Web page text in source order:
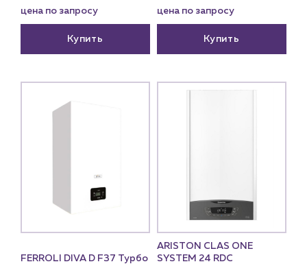
цена по запросу
Купить
цена по запросу
Купить
FERROLI DIVA D F37 Турбо
ARISTON CLAS ONE
SYSTEM 24 RDC